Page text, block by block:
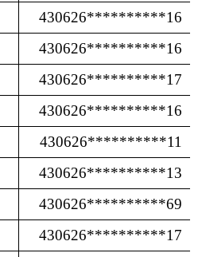
430626**********16
430626**********16
430626**********17
430626**********16
430626**********11
430626**********13
430626**********69
430626**********17